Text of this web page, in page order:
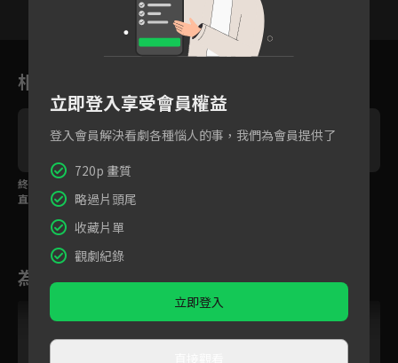
9 10 11
相關花絮
終於大婚！周時予接親
直接公主抱走月令
為您推薦
立即登入享受會員權益
登入會員解決看劇各種惱人的事，我們為會員提供了
720p 畫質
略過片頭尾
收藏片單
觀劇紀錄
立即登入